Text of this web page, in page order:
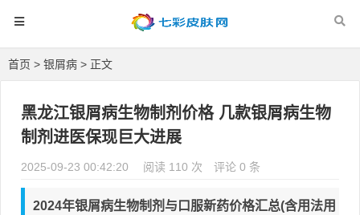
首页 > 银屑病 > 正文
黑龙江银屑病生物制剂价格 几款银屑病生物
制剂进医保现巨大进展
2025-09-23 00:42:20 阅读 110 次 评论 0 条
2024年银屑病生物制剂与口服新药价格汇总(含用法用